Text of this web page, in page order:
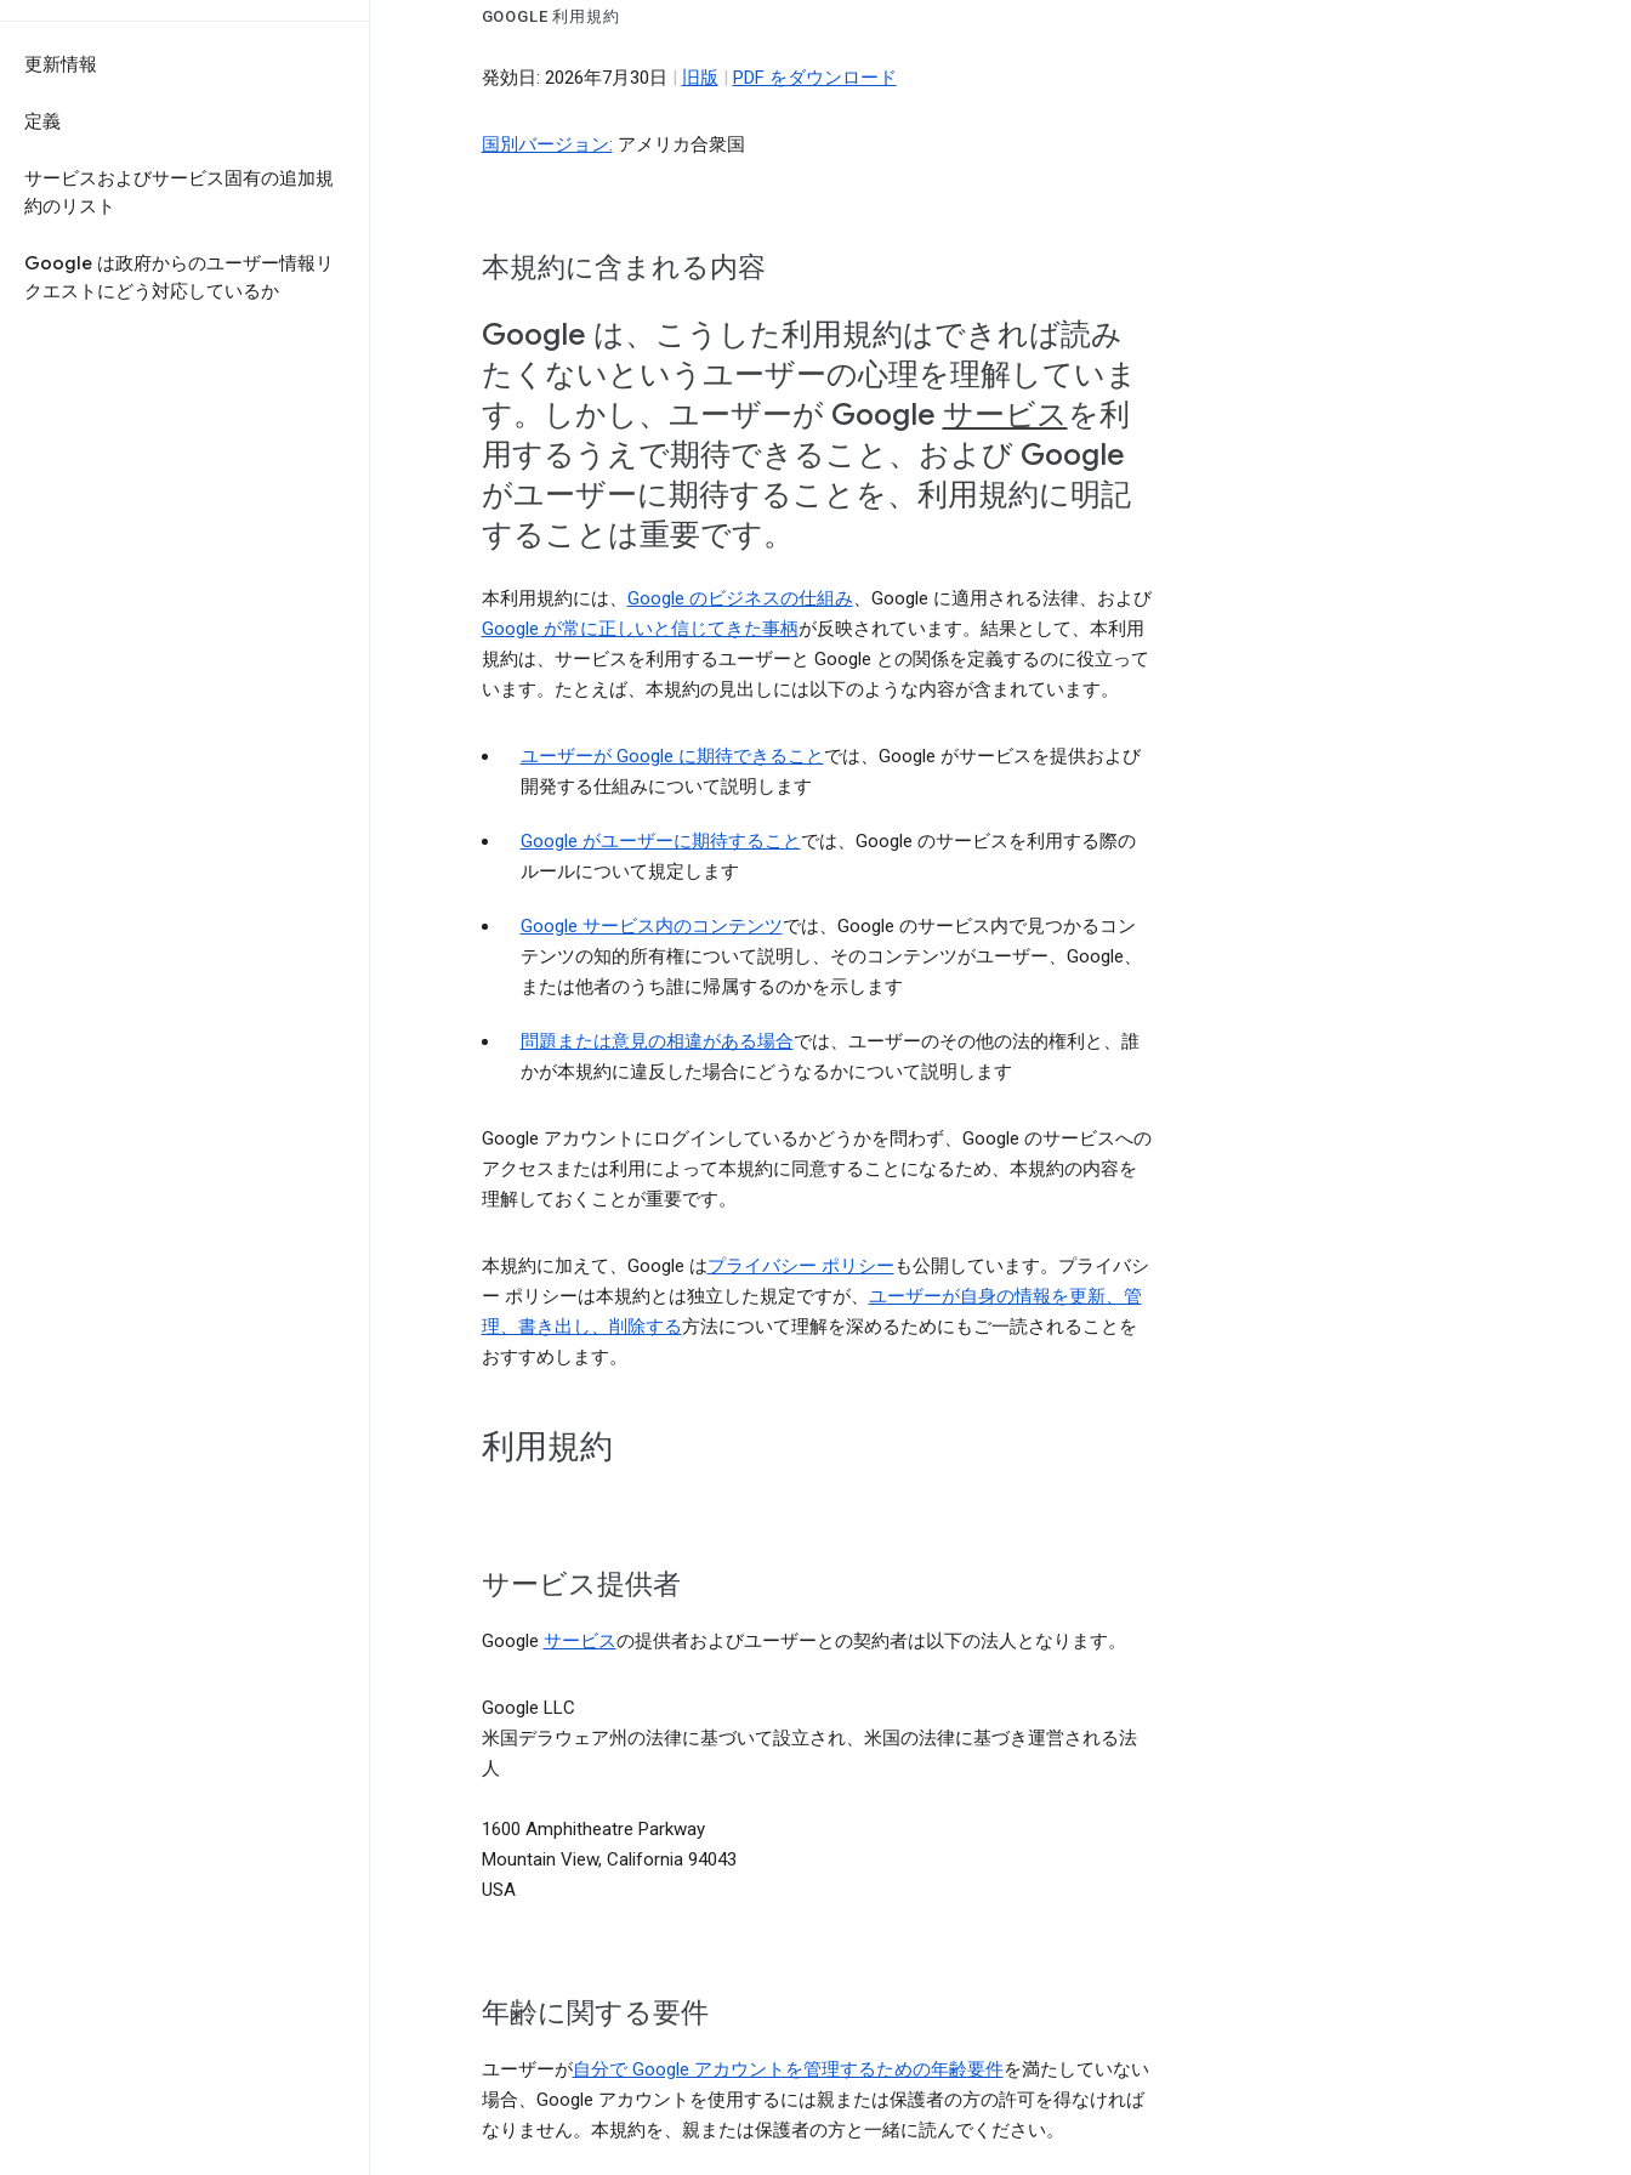
更新情報
定義
サービスおよびサービス固有の追加規
約のリスト
Google は政府からのユーザー情報リ
クエストにどう対応しているか
GOOGLE 利用規約
発効日: 2026年7月30日 旧版 PDF をダウンロード
国別バージョン: アメリカ合衆国
本規約に含まれる内容
Google は、こうした利用規約はできれば読み
たくないというユーザーの心理を理解していま
す。しかし、ユーザーが Google サービス を利
用するうえで期待できること、および Google
がユーザーに期待することを、利用規約に明記
することは重要です。
本利用規約には、 Google のビジネスの仕組み、Google に適用される法律、および
Google が常に正しいと信じてきた事柄が反映されています。結果として、本利用
規約は、サービスを利用するユーザーと Google との関係を定義するのに役立って
います。たとえば、本規約の見出しには以下のような内容が含まれています。
ユーザーが Google に期待できること では、Google がサービスを提供および
開発する仕組みについて説明します
Google がユーザーに期待すること では、Google のサービスを利用する際の
ルールについて規定します
Google サービス内のコンテンツでは、Google のサービス内で見つかるコン
テンツの知的所有権について説明し、そのコンテンツがユーザー、Google、
または他者のうち誰に帰属するのかを示します
問題または意見の相違がある場合では、ユーザーのその他の法的権利と、誰
かが本規約に違反した場合にどうなるかについて説明します
Google アカウントにログインしているかどうかを問わず、Google のサービスへの
アクセスまたは利用によって本規約に同意することになるため、本規約の内容を
理解しておくことが重要です。
本規約に加えて、Google はプライバシー ポリシー も公開しています。プライバシ
ー ポリシーは本規約とは独立した規定ですが、 ユーザーが自身の情報を更新、管
理、書き出し、削除する方法について理解を深めるためにもご一読されることを
おすすめします。
利用規約
サービス提供者
Google サービスの提供者およびユーザーとの契約者は以下の法人となります。
Google LLC
米国デラウェア州の法律に基づいて設立され、米国の法律に基づき運営される法
人
1600 Amphitheatre Parkway
Mountain View, California 94043
USA
年齢に関する要件
ユーザーが自分で Google アカウントを管理するための年齢要件を満たしていない
場合、Google アカウントを使用するには親または保護者の方の許可を得なければ
なりません。本規約を、親または保護者の方と一緒に読んでください。